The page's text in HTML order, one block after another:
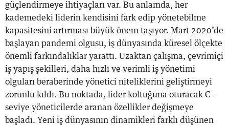
güçlendirmeye ihtiyaçları var. Bu anlamda, her
kademedeki liderin kendisini fark edip yönetebilme
kapasitesini artırması büyük önem taşıyor. Mart 2020’de
başlayan pandemi olgusu, iş dünyasında küresel ölçekte
önemli farkındalıklar yarattı. Uzaktan çalışma, çevrimiçi
iş yapış şekilleri, daha hızlı ve verimli iş yönetimi
olguları beraberinde yönetici niteliklerini geliştirmeyi
zorunlu kıldı. Bu noktada, lider koltuğuna oturacak C-
seviye yöneticilerde aranan özellikler değişmeye
başladı. Yeni iş dünyasının dinamikleri farklı düşünen